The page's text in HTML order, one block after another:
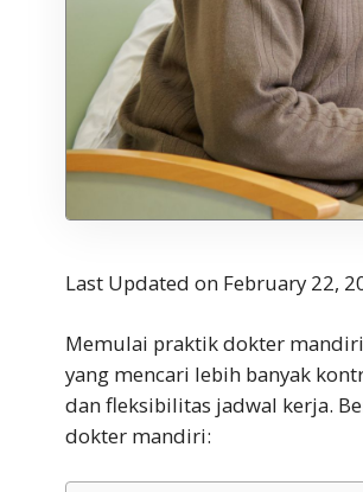
Last Updated on February 22,
Memulai praktik dokter
yang mencari lebih banyak
dan fleksibilitas jadwal kerja.
dokter mandiri: